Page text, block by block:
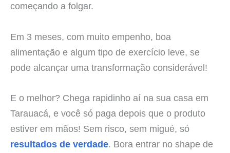
começando a folgar.
Em 3 meses, com muito empenho, boa
alimentação e algum tipo de exercício leve, se
pode alcançar uma transformação considerável!
E o melhor? Chega rapidinho aí na sua casa em
Tarauacá, e você só paga depois que o produto
estiver em mãos! Sem risco, sem migué, só
resultados de verdade. Bora entrar no shape de